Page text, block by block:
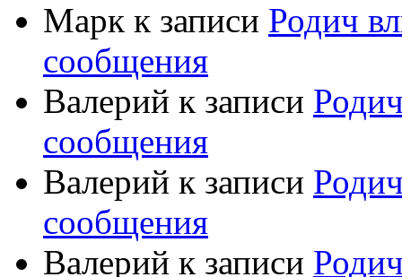
Марк к записи Родич
сообщения
Валерий к записи
сообщения
Валерий к записи
сообщения
Валерий к записи